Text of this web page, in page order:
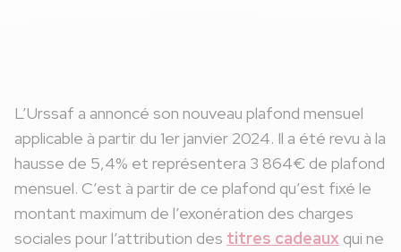
L’Urssaf a annoncé son nouveau plafond mensuel
applicable à partir du 1er janvier 2024. Il a été revu à la
hausse de 5,4% et représentera 3 864€ de plafond
mensuel. C’est à partir de ce plafond qu’est fixé le
montant maximum de l’exonération des charges
sociales pour l’attribution des titres cadeaux qui ne